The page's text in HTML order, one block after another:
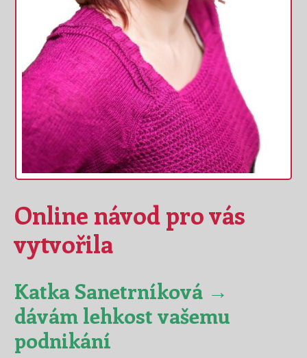
Online návod pro vás
vytvořila
Katka Sanetrníková →
dávám lehkost vašemu
podnikání